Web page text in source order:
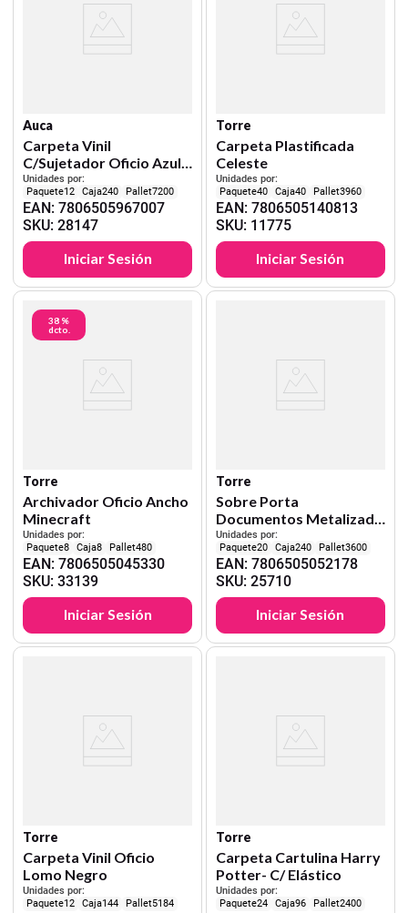
Auca
Carpeta Vinil
C/Sujetador Oficio Azul
Auca
Unidades por:
12
240 7200
EAN:7806505967007
SKU:28147
Iniciar Sesión
Torre
Carpeta Plastificada
Celeste
Unidades por:
40
40 3960
EAN: 7806505140813
SKU: 11775
Iniciar Sesión
38 %
dcto.
Torre
Archivador Oficio Ancho
Minecraft
Unidades por:
8
8 480
EAN:7806505045330
SKU:33139
Iniciar Sesión
Torre
Sobre Porta
Documentos Metalizada
Soho
Unidades por:
20
240 3600
EAN: 7806505052178
SKU: 25710
Iniciar Sesión
Torre
Carpeta Vinil Oficio
Lomo Negro
Unidades por:
12
144 5184
Torre
Carpeta Cartulina Harry
Potter- C/ Elástico
Unidades por:
24
96 2400